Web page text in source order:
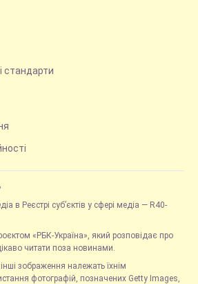
стандарти
в Реєстрі суб’єктів у сфері медіа — R40-
«РБК-Україна», який розповідає про
читати поза новинами.
інші зображення належать їхнім
фотографій, позначених Getty Images,